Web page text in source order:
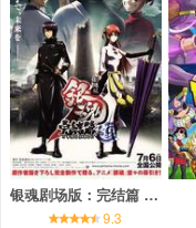
银魂剧场版：完结篇 直到永远的万事屋
9.3